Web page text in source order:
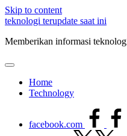
Skip to content
teknologi terupdate saat ini
Memberikan informasi
Home
Technology
facebook.com